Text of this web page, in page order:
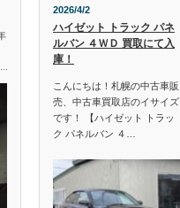
2026/4/2
ハイゼット トラック パネ
ルバン ４ＷＤ 買取にて入
庫！
こんにちは！札幌の中古車販
売、中古車買取店のイサイズ
です！ 【ハイゼット トラッ
ク パネルバン ４…